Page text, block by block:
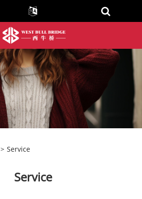
> Service
Service